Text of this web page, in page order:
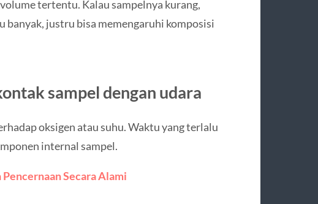
tertentu. Kalau sampelnya kurang,
banyak, justru bisa memengaruhi komposisi
sampel dengan udara
oksigen atau suhu. Waktu yang terlalu
internal sampel.
Secara Alami